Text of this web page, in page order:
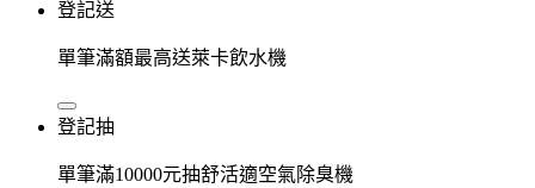
登記送
單筆滿額最高送萊卡飲水機
登記抽
單筆滿10000元抽舒活適空氣除臭機